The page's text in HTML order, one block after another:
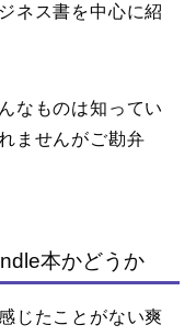
ネス書を中心に紹
なものは知ってい
ませんがご勘弁
本かどうか
じたことがない爽